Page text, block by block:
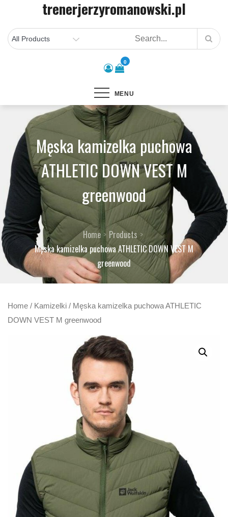
content
trenerjerzyromanowski.pl
0
MENU
Męska kamizelka puchowa
ATHLETIC DOWN VEST M
greenwood
Home
Products
Męska kamizelka puchowa ATHLETIC DOWN VEST M
greenwood
Home / Kamizelki / Męska kamizelka puchowa ATHLETIC
DOWN VEST M greenwood